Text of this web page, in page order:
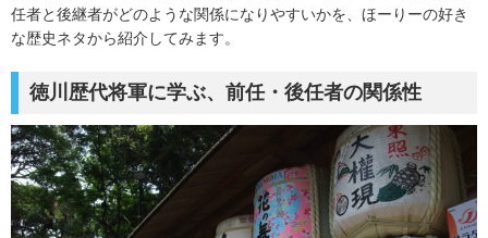
任者と後継者がどのような関係になりやすいかを、ほーりーの好き
な歴史ネタから紹介してみます。
徳川歴代将軍に学ぶ、前任・後任者の関係性